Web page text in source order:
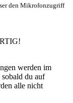
den Mikrofonzugriff
werden im
du auf
alle nicht